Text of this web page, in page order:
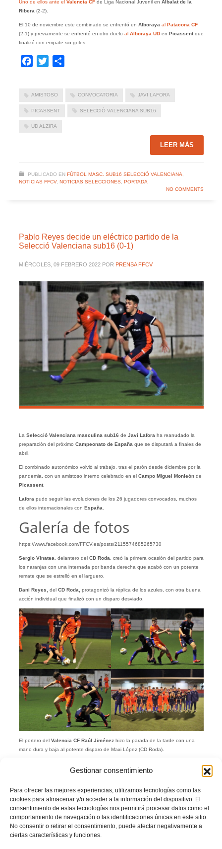
Gestionar consentimiento
Para ofrecer las mejores experiencias, utilizamos tecnologías como las
cookies para almacenar y/o acceder a la información del dispositivo. El
consentimiento de estas tecnologías nos permitirá procesar datos como el
comportamiento de navegación o las identificaciones únicas en este sitio.
No consentir o retirar el consentimiento, puede afectar negativamente a
ciertas características y funciones.
Uno de ellos ante el Valencia CF de Liga Nacional Juvenil en Albalat de la
Ribera (2-2).
El 10 de noviembre este combinado se enfrentó en Alborayaal Patacona CF
(2-1) y previamente se enfrentó en otro duelo al Alboraya UD en Picassentque
finalizó con empate sin goles.
Facebook
Twitter
AMISTOSO CONVOCATORIA JAVI LAFORA
PICASSENT SELECCIÓ VALENCIANA SUB16
UD ALZIRA
LEER MÁS
PUBLICADO EN FÚTBOL MASC. SUB16 SELECCIÓ VALENCIANA,
NOTICIAS FFCV, NOTICIAS SELECCIONES, PORTADA
NO COMMENTS
Pablo Reyes decide un eléctrico partido de la
Selecció Valenciana sub16 (0-1)
MIÉRCOLES, 09 FEBRERO 2022 POR PRENSA FFCV
La Selecció Valenciana masculina sub16 de Javi Laforaha reanudado la
preparación del próximo Campeonato de Españaque se disputará a finales de
abril.
El combinado autonómico volvió al trabajo, tras el parón desde diciembre por la
pandemia, con un amistoso interno celebrado en el Campo Miguel Monleónde
Picassent.
Laforapudo seguir las evoluciones de los 26 jugadores convocados, muchos
de ellos internacionales con España.
Galería de fotos
https://www.facebook.com/FFCV.es/posts/2115574685265730
Sergio Vinatea, delantero del CD Roda, creó la primera ocasión del partido para
los naranjas con una internada por banda derecha que acabó con un potente
remate que se estrelló en el larguero.
Dani Reyes, del CD Roda, protagonizó la réplica de los azules, con otra buena
acción individual que finalizó con un disparo desviado.
El portero del Valencia CF Raúl Jiménezhizo la parada de la tarde con una
mano dura y baja al potente disparo de Maxi López (CD Roda).
Luis Montesal comienzo de la segunda parte.
para marcar el primero de la tarde. El disparo de primeras del
cadete
se marchó alto.
Sin embargo, un minuto después, el delantero delVillarreal CFno perdonó
antePauy marcó de disparo raso el gol que decidió el amistoso para los azules.